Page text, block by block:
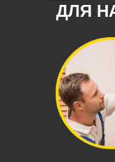
ДЛЯ